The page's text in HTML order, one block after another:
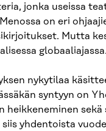
jonka useissa
on eri
Mutta
nykytilaa
syntyyn on
heikkeneminen
siis yhdentoista